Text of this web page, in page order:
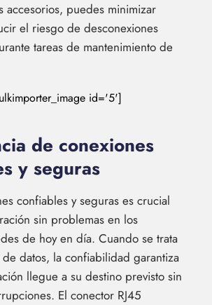
accesorios, puedes minimizar
el riesgo de desconexiones
tareas de mantenimiento de
id='5']
de conexiones
y seguras
confiables y seguras es crucial
sin problemas en los
de hoy en día. Cuando se trata
datos, la confiabilidad garantiza
llegue a su destino previsto sin
El conector RJ45